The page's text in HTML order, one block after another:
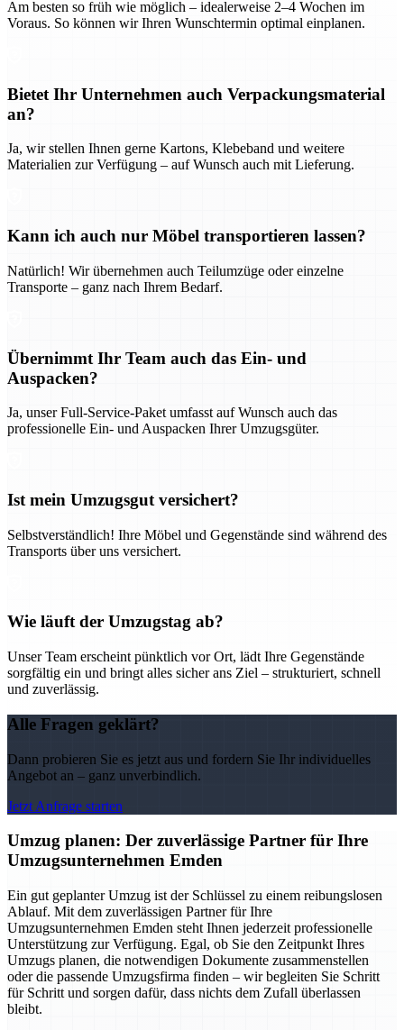
Am besten so früh wie möglich – idealerweise 2–4 Wochen im
Voraus. So können wir Ihren Wunschtermin optimal einplanen.
Bietet Ihr Unternehmen auch Verpackungsmaterial
an?
Ja, wir stellen Ihnen gerne Kartons, Klebeband und weitere
Materialien zur Verfügung – auf Wunsch auch mit Lieferung.
Kann ich auch nur Möbel transportieren lassen?
Natürlich! Wir übernehmen auch Teilumzüge oder einzelne
Transporte – ganz nach Ihrem Bedarf.
Übernimmt Ihr Team auch das Ein- und
Auspacken?
Ja, unser Full-Service-Paket umfasst auf Wunsch auch das
professionelle Ein- und Auspacken Ihrer Umzugsgüter.
Ist mein Umzugsgut versichert?
Selbstverständlich! Ihre Möbel und Gegenstände sind während des
Transports über uns versichert.
Wie läuft der Umzugstag ab?
Unser Team erscheint pünktlich vor Ort, lädt Ihre Gegenstände
sorgfältig ein und bringt alles sicher ans Ziel – strukturiert, schnell
und zuverlässig.
Alle Fragen geklärt?
Dann probieren Sie es jetzt aus und fordern Sie Ihr individuelles
Angebot an – ganz unverbindlich.
Jetzt Anfrage starten
Umzug planen: Der zuverlässige Partner für Ihre
Umzugsunternehmen Emden
Ein gut geplanter Umzug ist der Schlüssel zu einem reibungslosen
Ablauf. Mit dem zuverlässigen Partner für Ihre
Umzugsunternehmen Emden steht Ihnen jederzeit professionelle
Unterstützung zur Verfügung. Egal, ob Sie den Zeitpunkt Ihres
Umzugs planen, die notwendigen Dokumente zusammenstellen
oder die passende Umzugsfirma finden – wir begleiten Sie Schritt
für Schritt und sorgen dafür, dass nichts dem Zufall überlassen
bleibt.